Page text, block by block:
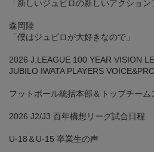
「新しいジュビロの新しいアクション
森岡陸
「僕はジュビロが大好きなので」
2026 J.LEAGUE 100 YEAR VISION
JUBILO IWATA PLAYERS
フットボール統括本部＆トップチーム
2026 J2/J3 百年構想リーグ試合日程
U-18＆U-15 卒業生の声